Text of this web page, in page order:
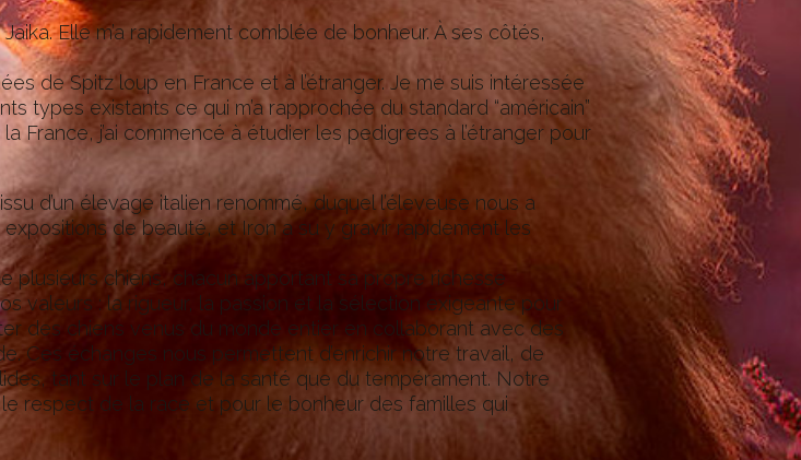
Jaika. Elle m’a rapidement comblée de bonheur. À ses côtés,
de Spitz loup en France et à l’étranger. Je me suis intéressée
types existants ce qui m’a rapprochée du standard “américain”
France, j’ai commencé à étudier les pedigrees à l’étranger pour
d’un élevage italien renommé, duquel l’éleveuse nous a
de beauté, et Iron a su y gravir rapidement les
plusieurs chiens, chacun apportant sa propre richesse
valeurs : la rigueur, la passion et la sélection exigeante pour
des chiens venus du monde entier en collaborant avec des
Ces échanges nous permettent d’enrichir notre travail, de
tant sur le plan de la santé que du tempérament. Notre
respect de la race et pour le bonheur des familles qui